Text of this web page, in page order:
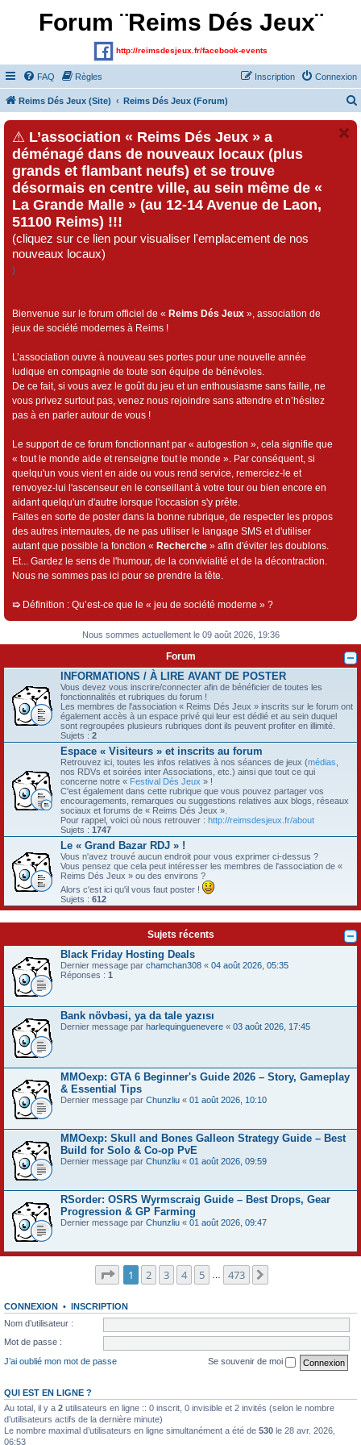
Forum ¨Reims Dés Jeux¨
http://reimsdesjeux.fr/facebook-events
FAQ Règles Connexion
Inscription
Reims Dés Jeux (Site) Reims Dés Jeux (Forum)
⚠ L’association « Reims Dés Jeux » a
déménagé dans de nouveaux locaux (plus
grands et flambant neufs) et se trouve
désormais en centre ville, au sein même de «
La Grande Malle » (au 12-14 Avenue de Laon,
51100 Reims) !!!
(cliquez sur ce lien pour visualiser l'emplacement de nos
nouveaux locaux)
)
Bienvenue sur le forum officiel de « Reims Dés Jeux », association de
jeux de société modernes à Reims !
L’association ouvre à nouveau ses portes pour une nouvelle année
ludique en compagnie de toute son équipe de bénévoles.
De ce fait, si vous avez le goût du jeu et un enthousiasme sans faille, ne
vous privez surtout pas, venez nous rejoindre sans attendre et n’hésitez
pas à en parler autour de vous !
Le support de ce forum fonctionnant par « autogestion », cela signifie que
« tout le monde aide et renseigne tout le monde ». Par conséquent, si
quelqu'un vous vient en aide ou vous rend service, remerciez-le et
renvoyez-lui l'ascenseur en le conseillant à votre tour ou bien encore en
aidant quelqu'un d'autre lorsque l'occasion s'y prête.
Faites en sorte de poster dans la bonne rubrique, de respecter les propos
des autres internautes, de ne pas utiliser le langage SMS et d'utiliser
autant que possible la fonction « Recherche » afin d'éviter les doublons.
Et... Gardez le sens de l'humour, de la convivialité et de la décontraction.
Nous ne sommes pas ici pour se prendre la tête.
➯ Définition : Qu’est-ce que le « jeu de société moderne » ?
Nous sommes actuellement le 09 août 2026, 19:36
Forum
INFORMATIONS / À LIRE AVANT DE POSTER
Vous devez vous inscrire/connecter afin de bénéficier de toutes les
fonctionnalités et rubriques du forum !
Les membres de l'association « Reims Dés Jeux » inscrits sur le forum ont
également accès à un espace privé qui leur est dédié et au sein duquel
sont regroupées plusieurs rubriques dont ils peuvent profiter en illimité.
Sujets : 2
Espace « Visiteurs » et inscrits au forum
Retrouvez ici, toutes les infos relatives à nos séances de jeux (médias
nos RDVs et soirées inter Associations, etc.) ainsi que tout ce qui
concerne notre « Festival Dés Jeux » !
C'est également dans cette rubrique que vous pouvez partager vos
encouragements, remarques ou suggestions relatives aux blogs, réseaux
sociaux et forums de « Reims Dés Jeux ».
Pour rappel, voici où nous retrouver : http://reimsdesjeux.fr/about
Sujets : 1747
Le « Grand Bazar RDJ » !
Vous n'avez trouvé aucun endroit pour vous exprimer ci-dessus ?
Vous pensez que cela peut intéresser les membres de l'association de «
Reims Dés Jeux » ou des environs ?
Alors c'est ici qu'il vous faut poster !
Sujets : 612
Sujets récents
Black Friday Hosting Deals
Dernier message par chamchan308 « 04 août 2026, 05:35
Réponses : 1
Bank növbəsi, ya da tale yazısı
Dernier message par harlequinguenevere « 03 août 2026, 17:45
MMOexp: GTA 6 Beginner's Guide 2026 – Story, Gameplay
& Essential Tips
Dernier message par Chunzliu « 01 août 2026, 10:10
MMOexp: Skull and Bones Galleon Strategy Guide – Best
Build for Solo & Co-op PvE
Dernier message par Chunzliu « 01 août 2026, 09:59
RSorder: OSRS Wyrmscraig Guide – Best Drops, Gear
Progression & GP Farming
Dernier message par Chunzliu « 01 août 2026, 09:47
Page sur473
1 2 3 4 5 473
CONNEXION • INSCRIPTION
Nom d’utilisateur :
Mot de passe :
J’ai oublié mon mot de passe
Se souvenir de moi
QUI EST EN LIGNE ?
Au total, il y a 2 utilisateurs en ligne :: 0 inscrit, 0 invisible et 2 invités (selon le nombre
d’utilisateurs actifs de la dernière minute)
Le nombre maximal d’utilisateurs en ligne simultanément a été de 530 le 28 avr. 2026,
06:53